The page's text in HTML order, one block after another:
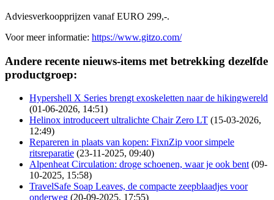
Adviesverkoopprijzen vanaf EURO 299,-.
Voor meer informatie: https://www.gitzo.com/
Andere recente nieuws-items met betrekking dezelfde
productgroep:
Hypershell X Series brengt exoskeletten naar de hikingwereld
(01-06-2026, 14:51)
Helinox introduceert ultralichte Chair Zero LT (15-03-2026,
12:49)
Repareren in plaats van kopen: FixnZip voor simpele
ritsreparatie (23-11-2025, 09:40)
Alpenheat Circulation: droge schoenen, waar je ook bent (09-
10-2025, 15:58)
TravelSafe Soap Leaves, de compacte zeepblaadjes voor
onderweg (20-09-2025, 17:55)